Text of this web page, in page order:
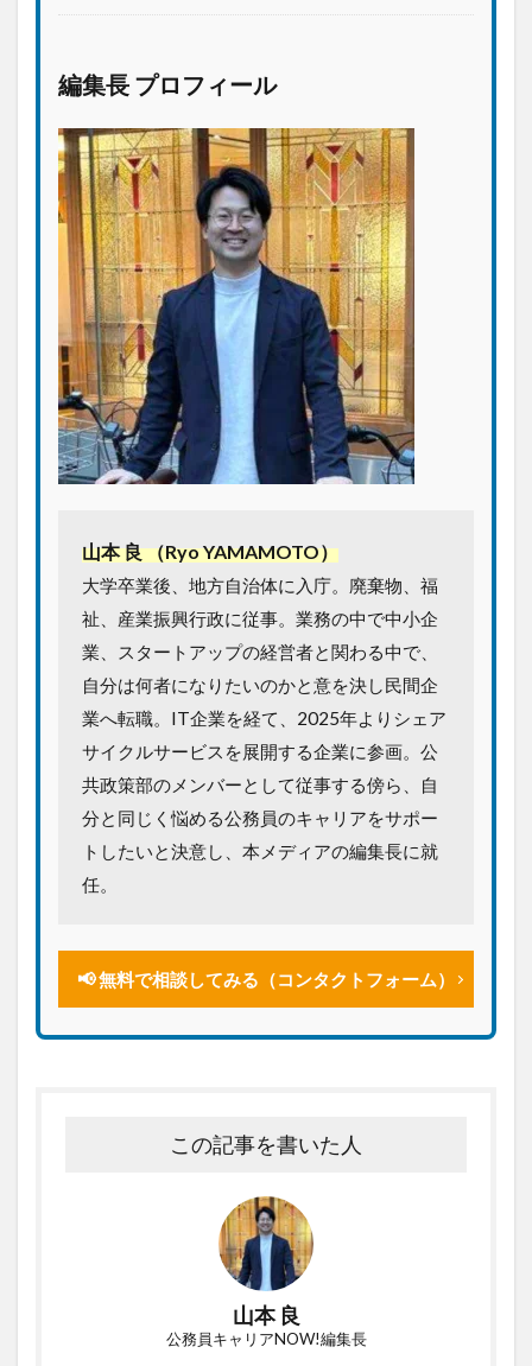
編集長 プロフィール
山本 良 （Ryo YAMAMOTO）
大学卒業後、地方自治体に入庁。廃棄物、福
祉、産業振興行政に従事。業務の中で中小企
業、スタートアップの経営者と関わる中で、
自分は何者になりたいのかと意を決し民間企
業へ転職。IT企業を経て、2025年よりシェア
サイクルサービスを展開する企業に参画。公
共政策部のメンバーとして従事する傍ら、自
分と同じく悩める公務員のキャリアをサポー
トしたいと決意し、本メディアの編集長に就
任。
📢 無料で相談してみる（コンタクトフォーム）
この記事を書いた人
山本 良
公務員キャリアNOW!編集長